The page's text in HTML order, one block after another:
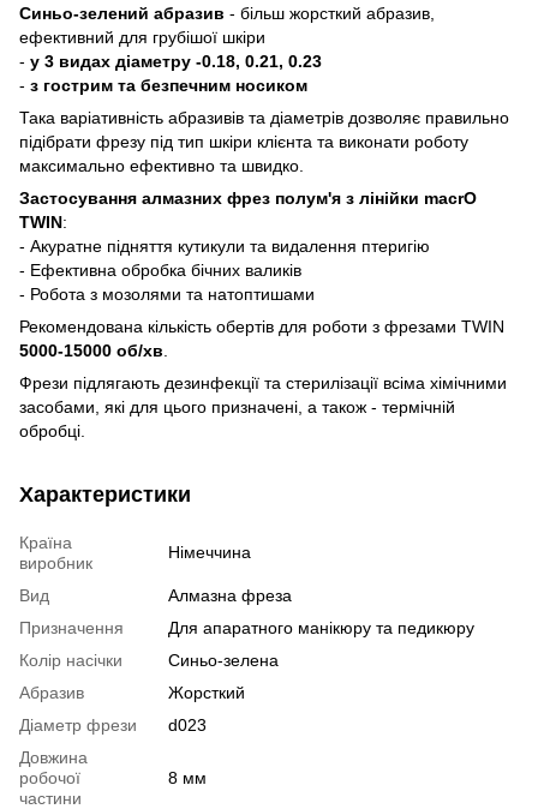
Синьо-зелений абразив - більш жорсткий абразив,
ефективний для грубішої шкіри
- у 3 видах діаметру -0.18, 0.21, 0.23
- з гострим та безпечним носиком
Така варіативність абразивів та діаметрів дозволяє правильно
підібрати фрезу під тип шкіри клієнта та виконати роботу
максимально ефективно та швидко.
Застосування алмазних фрез полум'я з лінійки macrO
TWIN:
- Акуратне підняття кутикули та видалення птеригію
- Ефективна обробка бічних валиків
- Робота з мозолями та натоптишами
Рекомендована кількість обертів для роботи з фрезами TWIN
5000-15000 об/хв
Фрези підлягають дезинфекції та стерилізації всіма хімічними
засобами, які для цього призначені, а також - термічній
обробці.
Характеристики
Країна
виробник
Німеччина
Вид
Алмазна фреза
Призначення
Для апаратного манікюру та педикюру
Колір насічки
Синьо-зелена
Абразив
Жорсткий
Діаметр фрези
d023
Довжина
робочої
частини
8 мм